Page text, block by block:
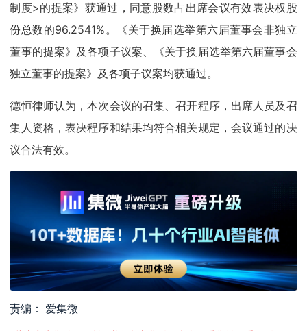
制度>的提案》获通过，同意股数占出席会议有效表决权股
份总数的96.2541%。《关于换届选举第六届董事会非独立
董事的提案》及各项子议案、《关于换届选举第六届董事会
独立董事的提案》及各项子议案均获通过。
德恒律师认为，本次会议的召集、召开程序，出席人员及召
集人资格，表决程序和结果均符合相关规定，会议通过的决
议合法有效。
责编： 爱集微